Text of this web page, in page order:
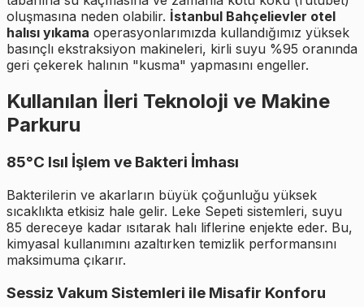
oluşmasına neden olabilir. İstanbul Bahçelievler otel
halısı yıkama operasyonlarımızda kullandığımız yüksek
basınçlı ekstraksiyon makineleri, kirli suyu %95 oranında
geri çekerek halının "kusma" yapmasını engeller.
Kullanılan İleri Teknoloji ve Makine
Parkuru
85°C Isıl İşlem ve Bakteri İmhası
Bakterilerin ve akarların büyük çoğunluğu yüksek
sıcaklıkta etkisiz hale gelir. Leke Sepeti sistemleri, suyu
85 dereceye kadar ısıtarak halı liflerine enjekte eder. Bu,
kimyasal kullanımını azaltırken temizlik performansını
maksimuma çıkarır.
Sessiz Vakum Sistemleri ile Misafir Konforu